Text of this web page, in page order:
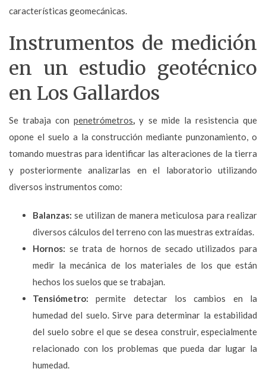
características geomecánicas.
Instrumentos de medición
en un estudio geotécnico
en Los Gallardos
Se trabaja conpenetrómetros,y se mide la resistencia que
opone el suelo a la construcción mediante punzonamiento, o
tomando muestras para identificar las alteraciones de la tierra
y posteriormente analizarlas en el laboratorio utilizando
diversos instrumentos como:
Balanzas: se utilizan de manera meticulosa para realizar
diversos cálculos del terreno con las muestras extraídas.
Hornos: se trata de hornos de secado utilizados para
medir la mecánica de los materiales de los que están
hechos los suelos que se trabajan.
Tensiómetro: permite detectar los cambios en la
humedad del suelo. Sirve para determinar la estabilidad
del suelo sobre el que se desea construir, especialmente
relacionado con los problemas que pueda dar lugar la
humedad.